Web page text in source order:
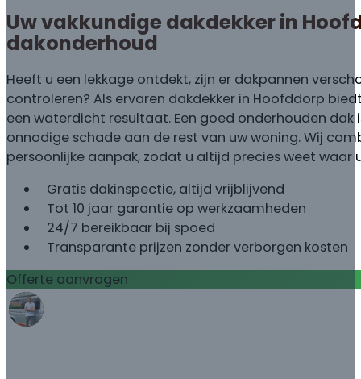
Uw vakkundige dakdekker in
dakonderhoud
Heeft u een lekkage ontdekt, zijn er dakpannen
controleren? Als ervaren dakdekker in Hoofddorp
een waterdicht resultaat. Een goed onderhouden dak
onnodige schade aan de rest van uw woning. Wij
persoonlijke aanpak, zodat u altijd precies weet waar
Gratis dakinspectie, altijd vrijblijvend
Tot 10 jaar garantie op werkzaamheden
24/7 bereikbaar bij spoed
Transparante prijzen zonder verborgen kosten
Offerte aanvragen